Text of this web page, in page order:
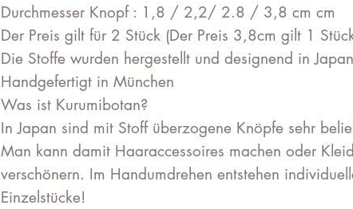
Durchmesser Knopf : 1,8 / 2,2/ 2.8 / 3,8 cm cm
Der Preis gilt für 2 Stück (Der Preis 3,8cm gilt 1
Die Stoffe wurden hergestellt und designend in
Handgefertigt in München
Was ist Kurumibotan?
In Japan sind mit Stoff überzogene Knöpfe sehr
Man kann damit Haaraccessoires machen oder
verschönern. Im Handumdrehen entstehen
Einzelstücke!